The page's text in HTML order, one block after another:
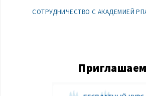
СОТРУДНИЧЕСТВО С АКАДЕМИЕЙ
Приглашаем